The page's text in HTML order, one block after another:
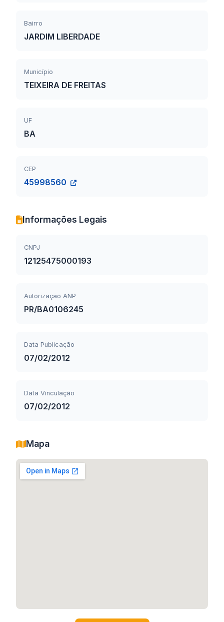
Bairro
JARDIM LIBERDADE
Município
TEIXEIRA DE FREITAS
UF
BA
CEP
45998560
Informações Legais
CNPJ
12125475000193
Autorização ANP
PR/BA0106245
Data Publicação
07/02/2012
Data Vinculação
07/02/2012
Mapa